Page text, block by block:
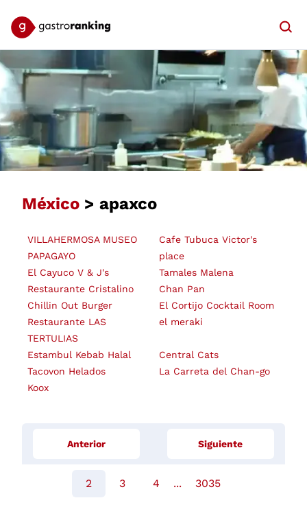
México > apaxco
VILLAHERMOSA MUSEO
PAPAGAYO
Cafe Tubuca Victor's
place
El Cayuco V & J's
Tamales Malena
Restaurante Cristalino
Chan Pan
Chillin Out Burger
El Cortijo Cocktail Room
Restaurante LAS
TERTULIAS
el meraki
Estambul Kebab Halal
Central Cats
Tacovon Helados
La Carreta del Chan-go
Koox
Anterior
2 3 4 ... 3035
Siguiente